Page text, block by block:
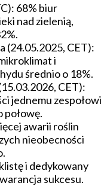
68% biur
nad zielenią,
(24.05.2025, CET):
i
średnio o 18%.
CET):
jednemu zespołowi
połowę.
awarii roślin
nieobecności
i dedykowany
sukcesu.